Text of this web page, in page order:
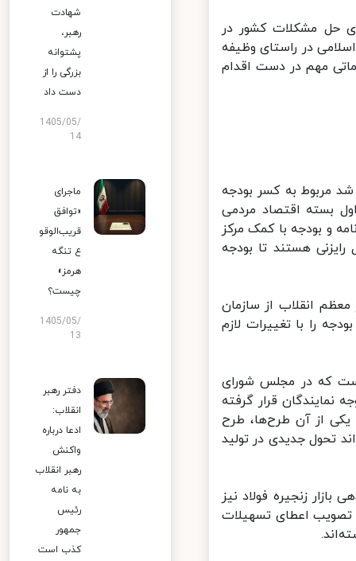
و حیاتی را برای حل مشکلات کشور در
در راستای وظیفه
مهم در دست اقدام
مربوط به کسر بودجه
بسته اقتصاد مردمی
و بودجه با کمک مرکز
هستند تا بودجه
انقلاب از سازمان
را با تغییرات لازم
که در مجلس شورای
قرار گرفته
از آن طرح‌ها، طرح
جدیدی در تولید
زنجیره فولاد نیز
اعطای تسهیلات
شهادت
رهبر،
پشتوانه
بزرگی را از
دست داد
1405/05/
14
ماجرای
«توافق
قریب‌الوقو
ع تنگه
هرمز»
چیست؟
1405/05/
13
دفتر رهبر
انقلاب:
ادعا درباره
واکنش
رهبر انقلاب
به نامه
رئیس
جمهور
کذب است